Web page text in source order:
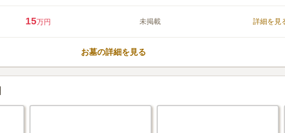
るで美術館のようにスタイリッシュです。春にはお
り、全て10人以上での利用が可能です。合同墓もあ
は1人から利用できます。広々とした空間にはゆっ
間が流れ、心行くまで故人と対話できます。
口コミ評価
この霊園はまだ誰からも評価されていません。
15万円 未掲載 詳細を見
お墓の詳細を見る